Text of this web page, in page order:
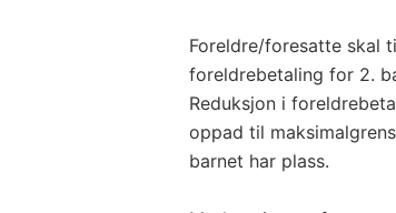
Foreldre/foresatte skal
foreldrebetaling for 2.
Reduksjon i
oppad til
barnet har plass.